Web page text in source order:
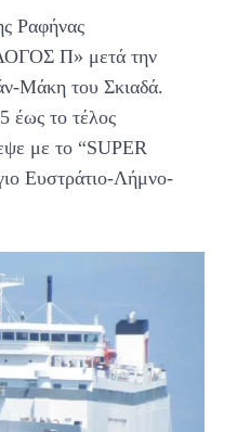
Ραφήνας
Π» μετά την
Μάκη του Σκιαδά.
έως το τέλος
με το “SUPER
Ευστράτιο-Λήμνο-